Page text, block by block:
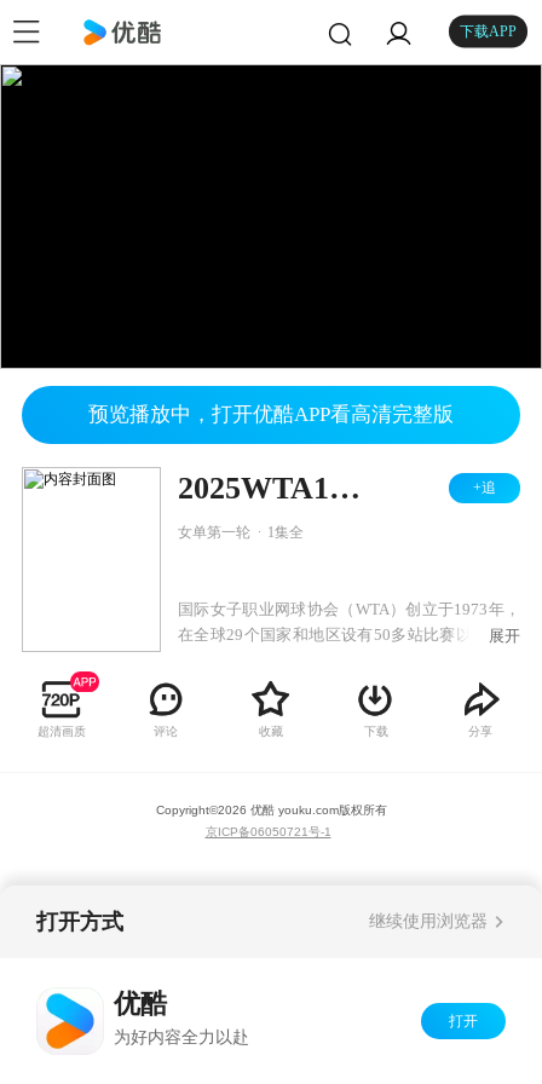
下载APP
预览播放中，打开优酷APP看高清完整版
2025WTA125长沙站 女单第一轮 高馨妤VS弗莱德萨姆 +追
女单第一轮 1集全
国际女子职业网球协会（WTA）创立于1973年，
在全球29个国家和地区设有50多站比赛以及四站
已有来自超过100多个国家和地区的1800多名球员
参与其中，代表世界女子网球最高水平。
展开
超清画质 评论 收藏 下载 分享
Copyright©2026 优酷 youku.com版权所有
京ICP备06050721号-1
打开方式 继续使用浏览器
优酷
为好内容全力以赴
打开